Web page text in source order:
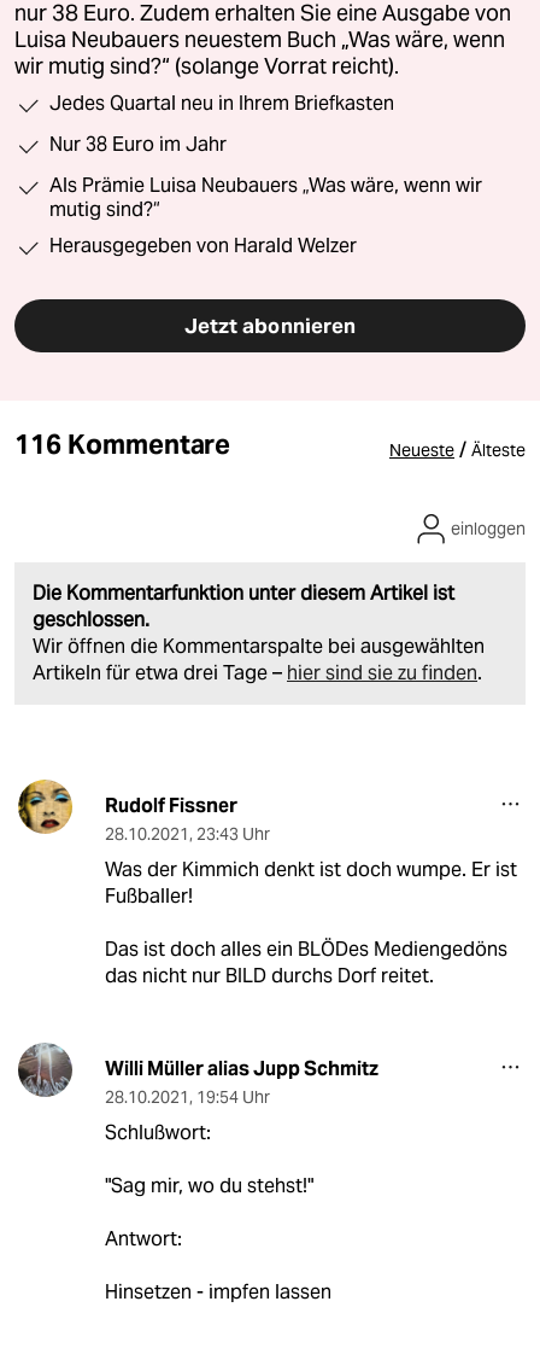
nur 38 Euro. Zudem erhalten Sie eine Ausgabe von
Luisa Neubauers neuestem Buch „Was wäre, wenn
wir mutig sind?“ (solange Vorrat reicht).
Jedes Quartal neu in Ihrem Briefkasten
Nur 38 Euro im Jahr
Als Prämie Luisa Neubauers „Was wäre, wenn wir
mutig sind?“
Herausgegeben von Harald Welzer
Jetzt abonnieren
116 Kommentare Neueste / Älteste
Die Kommentarfunktion unter diesem Artikel ist
geschlossen.
Wir öffnen die Kommentarspalte bei ausgewählten
Artikeln für etwa drei Tage – hier sind sie zu finden.
einloggen
Rudolf Fissner
28.10.2021, 23:43 Uhr
Was der Kimmich denkt ist doch wumpe. Er ist
Fußballer!
Das ist doch alles ein BLÖDes Mediengedöns
das nicht nur BILD durchs Dorf reitet.
Willi Müller alias Jupp Schmitz
28.10.2021, 19:54 Uhr
Schlußwort:
"Sag mir, wo du stehst!"
Antwort:
Hinsetzen - impfen lassen